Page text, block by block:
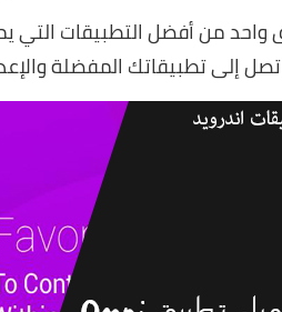
واحد من أفضل التطبيقات
إلى تطبيقاتك المفضلة